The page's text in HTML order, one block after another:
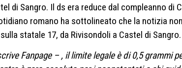
di Sangro. Il ds era reduce dal compleanno di
romano ha sottolineato che la notizia
statale 17, da Rivisondoli a Castel di Sangro.
Fanpage – , il limite legale è di 0,5 grammi